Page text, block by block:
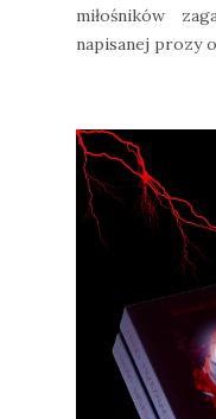
miłośników
napisanej prozy